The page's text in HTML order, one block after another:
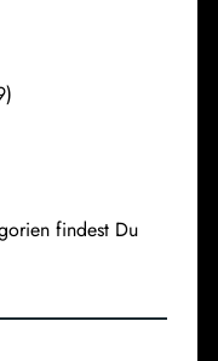
findest Du